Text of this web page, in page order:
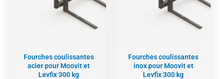
Fourches coulissantes
acier pour Moovit et
Levfix 300 kg
Fourches coulissantes
inox pour Moovit et
Levfix 300 kg